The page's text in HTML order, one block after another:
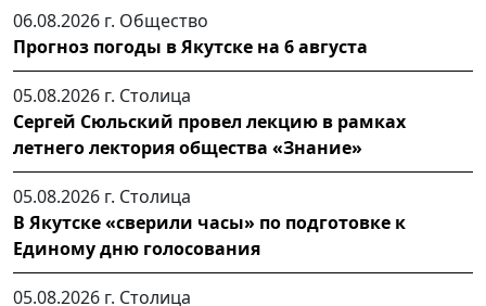
06.08.2026 г. Общество
Прогноз погоды в Якутске на 6 августа
05.08.2026 г. Столица
Сергей Сюльский провел лекцию в рамках
летнего лектория общества «Знание»
05.08.2026 г. Столица
В Якутске «сверили часы» по подготовке к
Единому дню голосования
05.08.2026 г. Столица